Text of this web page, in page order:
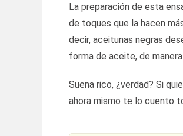
La preparación de esta
de toques que la hacen
decir, aceitunas negras
forma de aceite, de
Suena rico, ¿verdad? Si
ahora mismo te lo cuento